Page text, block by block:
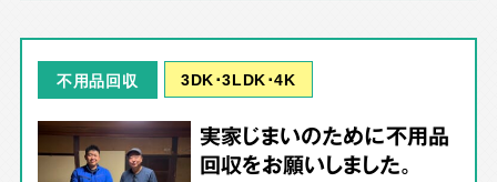
不用品回収 3DK･3LDK･4K
実家じまいのために不用品
回収をお願いしました。